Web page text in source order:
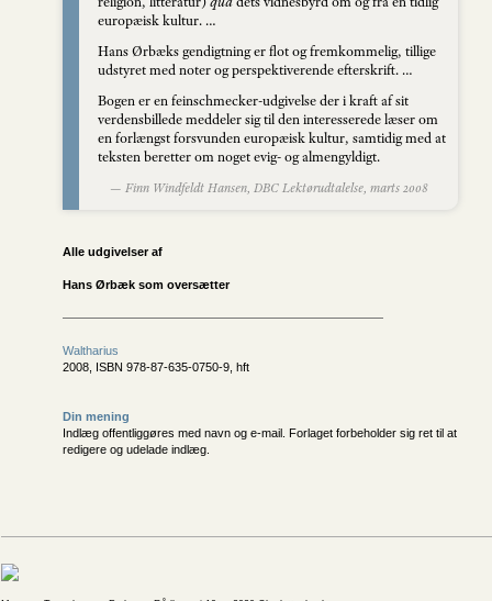
europæisk kultur. …
Hans Ørbæks gendigtning er flot og fremkommelig, tillige
udstyret med noter og perspektiverende efterskrift. …
Bogen er en feinschmecker-udgivelse der i kraft af sit
verdensbillede meddeler sig til den interesserede læser om
en forlængst forsvunden europæisk kultur, samtidig med at
teksten beretter om noget evig- og almengyldigt.
— Finn Windfeldt Hansen, DBC Lektørudtalelse, marts 2008
Alle udgivelser af
Hans Ørbæk som oversætter
Waltharius
2008, ISBN 978-87-635-0750-9, hft
Din mening
Indlæg offentliggøres med navn og e-mail. Forlaget forbeholder sig ret til at
redigere og udelade indlæg.